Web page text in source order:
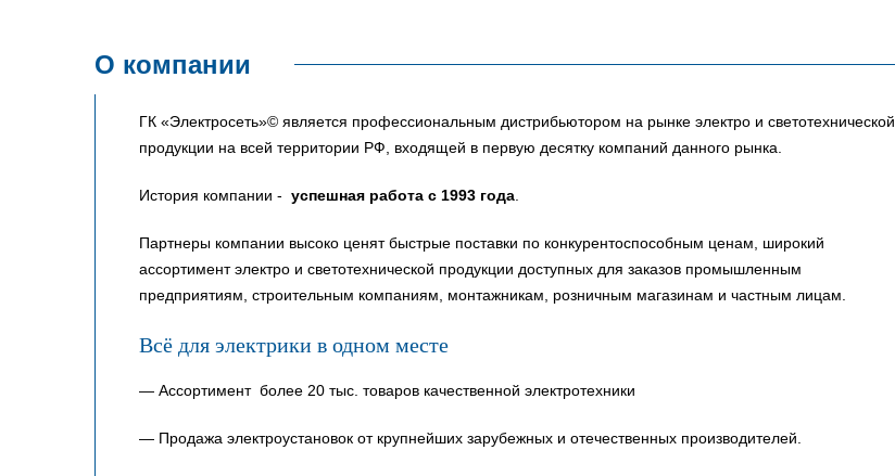
О компании
ГК «Электросеть»© является профессиональным дистрибьютором на рынке электро и светотехнической
продукции на всей территории РФ, входящей в первую десятку компаний данного рынка.
История компании - успешная работа с 1993 года
Партнеры компании высоко ценят быстрые поставки по конкурентоспособным ценам, широкий
ассортимент электро и светотехнической продукции доступных для заказов промышленным
предприятиям, строительным компаниям, монтажникам, розничным магазинам и частным лицам.
Всё для электрики в одном месте
— Ассортимент более 20 тыс. товаров качественной электротехники
— Продажа электроустановок от крупнейших зарубежных и отечественных производителей.